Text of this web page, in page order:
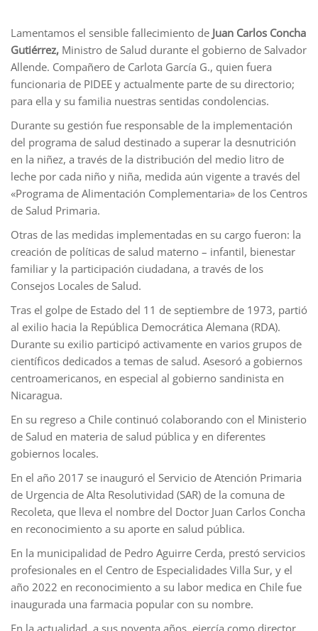
Lamentamos el sensible fallecimiento de Juan Carlos Concha
Gutiérrez, Ministro de Salud durante el gobierno de Salvador
Allende. Compañero de Carlota García G., quien fuera
funcionaria de PIDEE y actualmente parte de su directorio;
para ella y su familia nuestras sentidas condolencias.
Durante su gestión fue responsable de la implementación
del programa de salud destinado a superar la desnutrición
en la niñez, a través de la distribución del medio litro de
leche por cada niño y niña, medida aún vigente a través del
«Programa de Alimentación Complementaria» de los Centros
de Salud Primaria.
Otras de las medidas implementadas en su cargo fueron: la
creación de políticas de salud materno – infantil, bienestar
familiar y la participación ciudadana, a través de los
Consejos Locales de Salud.
Tras el golpe de Estado del 11 de septiembre de 1973, partió
al exilio hacia la República Democrática Alemana (RDA).
Durante su exilio participó activamente en varios grupos de
científicos dedicados a temas de salud. Asesoró a gobiernos
centroamericanos, en especial al gobierno sandinista en
Nicaragua.
En su regreso a Chile continuó colaborando con el Ministerio
de Salud en materia de salud pública y en diferentes
gobiernos locales.
En el año 2017 se inauguró el Servicio de Atención Primaria
de Urgencia de Alta Resolutividad (SAR) de la comuna de
Recoleta, que lleva el nombre del Doctor Juan Carlos Concha
en reconocimiento a su aporte en salud pública.
En la municipalidad de Pedro Aguirre Cerda, prestó servicios
profesionales en el Centro de Especialidades Villa Sur, y el
año 2022 en reconocimiento a su labor medica en Chile fue
inaugurada una farmacia popular con su nombre.
En la actualidad, a sus noventa años, ejercía como director